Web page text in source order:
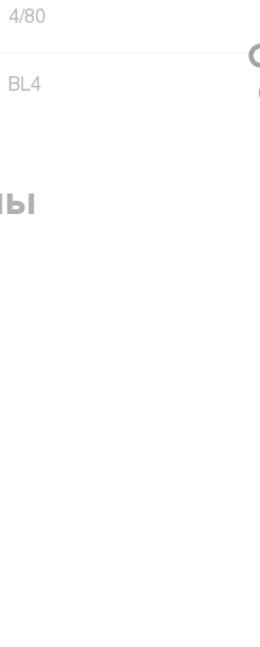
4/80
BL4